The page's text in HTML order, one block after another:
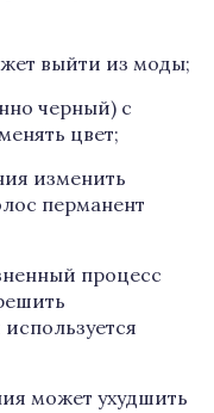
выйти из моды;
черный) с
цвет;
изменить
перманент
процесс
может ухудшить